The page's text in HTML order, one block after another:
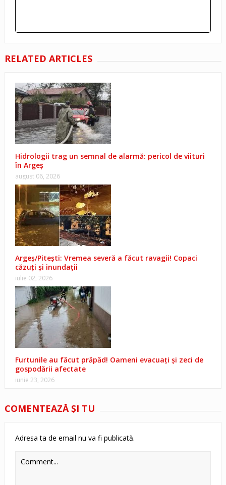
RELATED ARTICLES
Hidrologii trag un semnal de alarmă: pericol de viituri
în Argeș
august 06, 2026
Argeș/Pitești: Vremea severă a făcut ravagii! Copaci
căzuți și inundații
iulie 02, 2026
Furtunile au făcut prăpăd! Oameni evacuați și zeci de
gospodării afectate
iunie 23, 2026
COMENTEAZĂ ŞI TU
Adresa ta de email nu va fi publicată.